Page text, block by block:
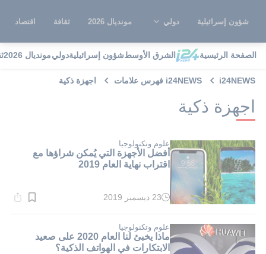
شؤون إسرائيلية دولي مونديال 2026 ثقافة اقتصاد
الصفحة الرئيسية الشرق الأوسطشؤون إسرائيليةدوليمونديال 2026
i24NEWS i24NEWS فهرس علامات اجهزة ذكية
اجهزة ذكية
علوم وتكنولوجيا
أفضل الأجهزة التي يُمكن شراؤها مع
اقتراب نهاية العام 2019
وقت
دقيقة.
23 ديسمبر 2019
علوم وتكنولوجيا
ماذا يخبئ لنا العام 2020 على صعيد
الابتكارات في الهواتف الذكية؟